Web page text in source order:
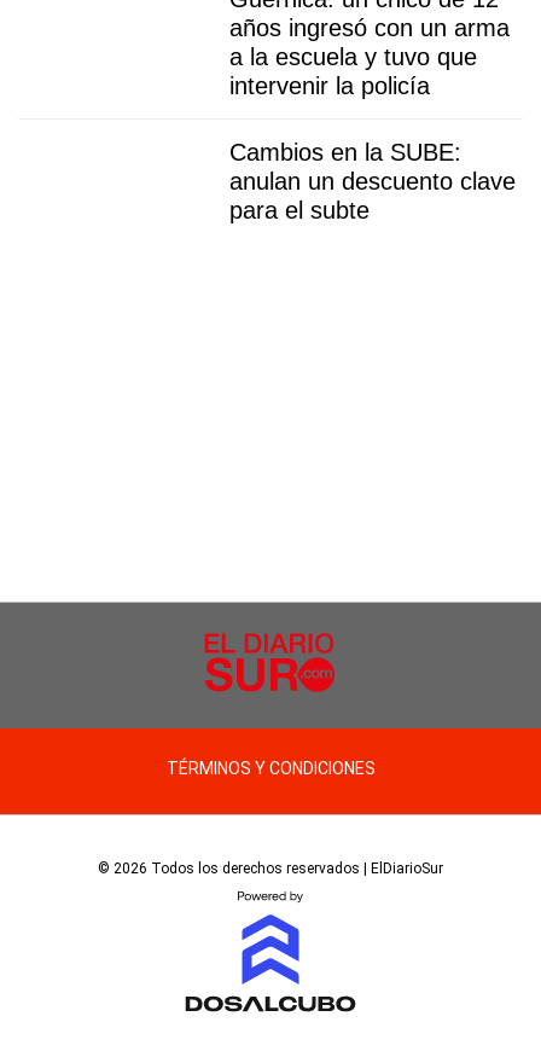
años ingresó con un arma
a la escuela y tuvo que
intervenir la policía
Cambios en la SUBE:
anulan un descuento clave
para el subte
TÉRMINOS Y CONDICIONES
© 2026 Todos los derechos reservados | ElDiarioSur